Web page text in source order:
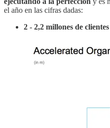
el año en las cifras dadas:
2 - 2,2 millones de clientes